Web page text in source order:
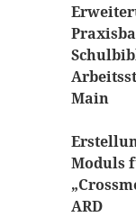
Main
Moduls
ARD